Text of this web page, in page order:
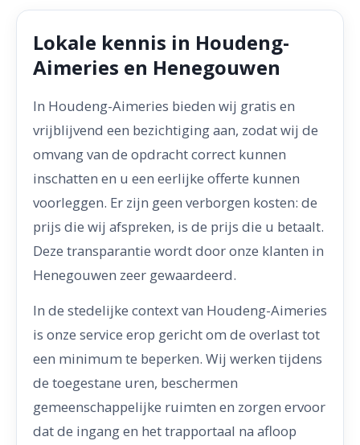
Lokale kennis in Houdeng-
Aimeries en Henegouwen
In Houdeng-Aimeries bieden wij gratis en
vrijblijvend een bezichtiging aan, zodat wij de
omvang van de opdracht correct kunnen
inschatten en u een eerlijke offerte kunnen
voorleggen. Er zijn geen verborgen kosten: de
prijs die wij afspreken, is de prijs die u betaalt.
Deze transparantie wordt door onze klanten in
Henegouwen zeer gewaardeerd.
In de stedelijke context van Houdeng-Aimeries
is onze service erop gericht om de overlast tot
een minimum te beperken. Wij werken tijdens
de toegestane uren, beschermen
gemeenschappelijke ruimten en zorgen ervoor
dat de ingang en het trapportaal na afloop